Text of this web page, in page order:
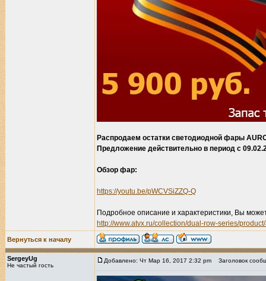
Распродаем остатки светодиодной фары
Предложение действительно в период с
Обзор фар:
https://youtu.be/pWCVSiZZQ-Q
Подробное описание и характеристики, Вы
http://www.atvx.ru/collection/dual-row-series/
Вернуться к началу
SergeyUg
Не частый гость
Добавлено: Чт Мар 16, 2017 2:32 pm Заголовок